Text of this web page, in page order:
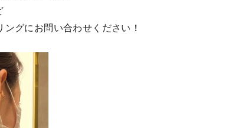
グにお問い合わせください！